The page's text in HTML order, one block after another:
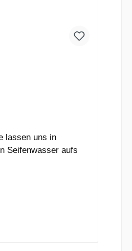
lassen uns in
Seifenwasser aufs